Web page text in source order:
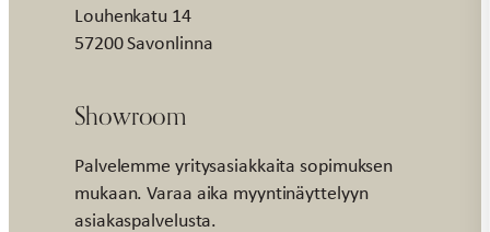
Louhenkatu 14
57200 Savonlinna
Showroom
Palvelemme yritysasiakkaita sopimuksen
mukaan. Varaa aika myyntinäyttelyyn
asiakaspalvelusta.